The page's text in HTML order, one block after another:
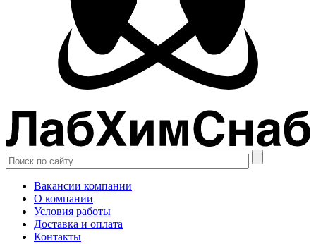
Вакансии компании
О компании
Условия работы
Доставка и оплата
Контакты